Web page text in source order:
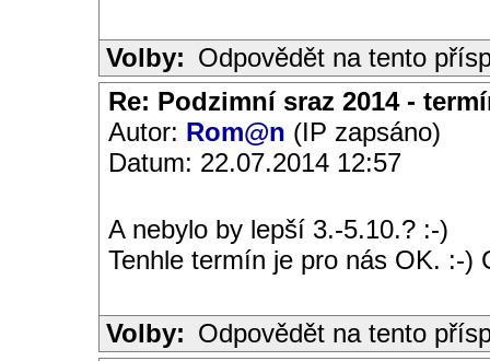
Volby: Odpovědět na tento
Re: Podzimní sraz 2014 -
Autor: Rom@n (IP zapsáno)
Datum: 22.07.2014 12:57
A nebylo by lepší 3.-5.10.? :-)
Tenhle termín je pro nás OK. :-)
Volby: Odpovědět na tento